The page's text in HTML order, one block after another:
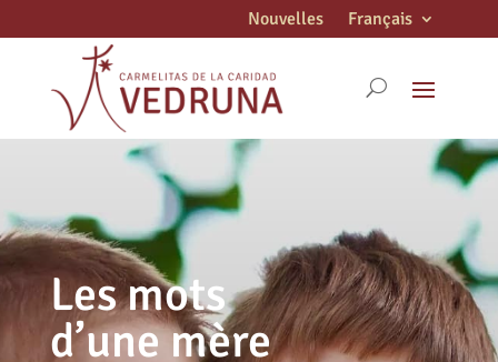
Nouvelles Français
Les mots
d’une mère